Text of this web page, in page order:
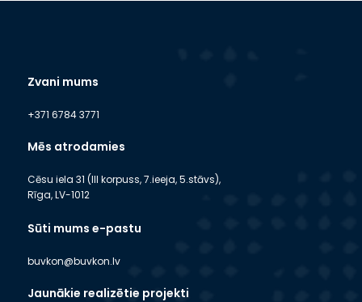
Zvani mums
+371 6784 3771
Mēs atrodamies
Cēsu iela 31 (III korpuss, 7.ieeja, 5.stāvs),
Rīga, LV-1012
Sūti mums e-pastu
buvkon@buvkon.lv
Jaunākie realizētie projekti